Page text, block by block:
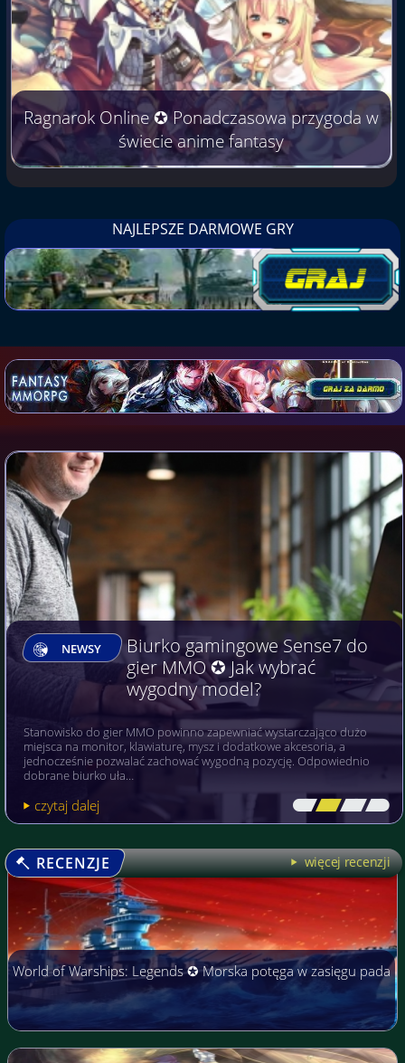
Ragnarok Online ✪ Ponadczasowa przygoda w
świecie anime fantasy
NAJLEPSZE DARMOWE GRY
NEWSY
Biurko gamingowe Sense7 do
gier MMO ✪ Jak wybrać
wygodny model?
Stanowisko do gier MMO powinno zapewniać wystarczająco dużo
miejsca na monitor, klawiaturę, mysz i dodatkowe akcesoria, a
jednocześnie pozwalać zachować wygodną pozycję. Odpowiednio
dobrane biurko uła…
czytaj dalej [\ \\ \\ \]
RECENZJE więcej recenzji
World of Warships: Legends ✪ Morska potęga w zasięgu pada